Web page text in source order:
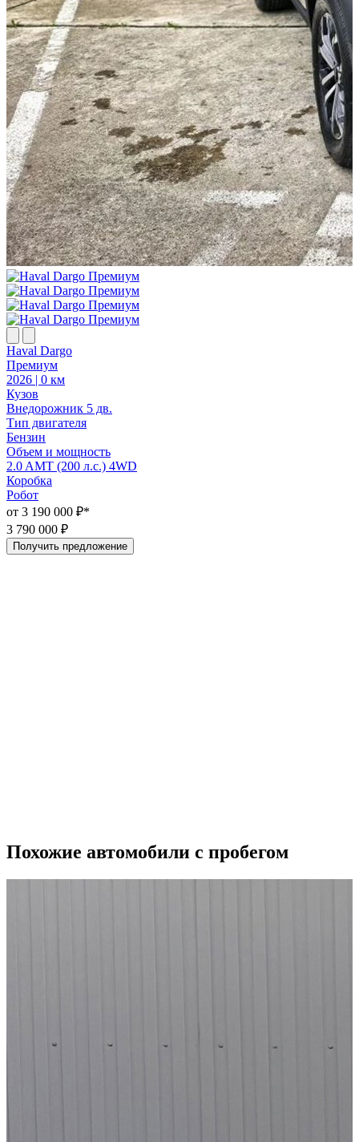
Haval Dargo
Премиум
2026 | 0 км
Кузов
Внедорожник 5 дв.
Тип двигателя
Бензин
Объем и мощность
2.0 AMT (200 л.с.) 4WD
Коробка
Робот
от 3 190 000 ₽*
3 790 000 ₽
Получить предложение
Похожие автомобили с пробегом